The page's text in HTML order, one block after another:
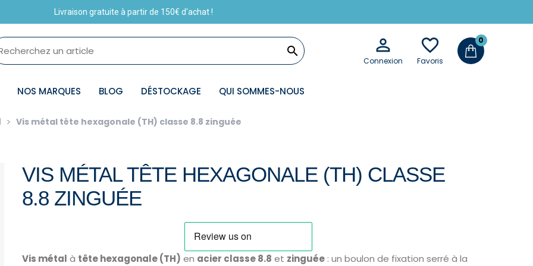
Livraison gratuite à partir de 150€ d'achat !
 
Connexion
favorite_border
Favoris
0
NOS MARQUES BLOG DÉSTOCKAGE QUI SOMMES-NOUS
Vis métal tête hexagonale (TH) classe 8.8 zinguée
VIS MÉTAL TÊTE HEXAGONALE (TH) CLASSE
8.8 ZINGUÉE
Vis métal à tête hexagonale (TH) en acier classe 8.8 et zinguée : un boulon de fixation serré à la